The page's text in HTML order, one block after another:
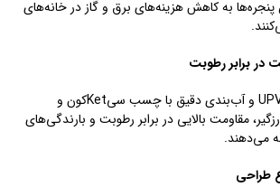
پنجره‌ها به کاهش هزینه‌های برق و گاز در خانه‌های
در برابر رطوبت
پروفیل‌های UPVC و آب‌بندی دقیق با چسب سیKetکون و
مقاومت بالایی در برابر رطوبت و بارندگی‌های
می‌دهند.
طراحی